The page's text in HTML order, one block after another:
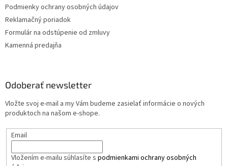
Podmienky ochrany osobných údajov
Reklamačný poriadok
Formulár na odstúpenie od zmluvy
Kamenná predajňa
Odoberať newsletter
Vložte svoj e-mail a my Vám budeme zasielať informácie o nových
produktoch na našom e-shope.
Email
Vložením e-mailu súhlasíte s podmienkami ochrany osobných